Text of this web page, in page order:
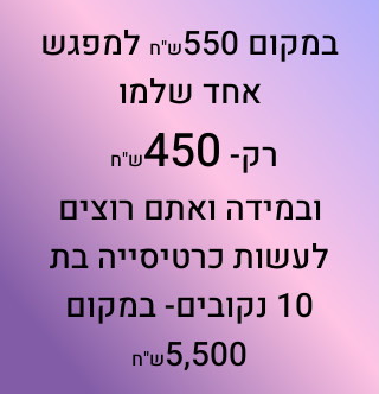
במקום 550 ש"ח למפגש
אחד שלמו
רק- 450ש"ח
ובמידה ואתם רוצים
לעשות כרטיסייה בת
10 נקובים- במק
ום
5,500 ש"ח